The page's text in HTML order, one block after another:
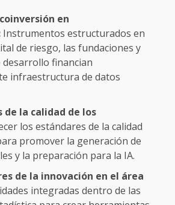
en
Instrumentos estructurados en
de riesgo, las fundaciones y
desarrollo financian
infraestructura de datos
de la calidad de los
los estándares de la calidad
promover la generación de
y la preparación para la IA.
de la innovación en el área
integradas dentro de las